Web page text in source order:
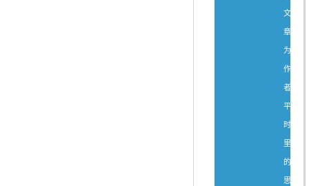
文
章
为
作
者
平
时
里
的
思